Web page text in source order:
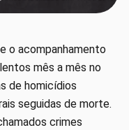
o acompanhamento
mês a mês no
de homicídios
seguidas de morte.
crimes